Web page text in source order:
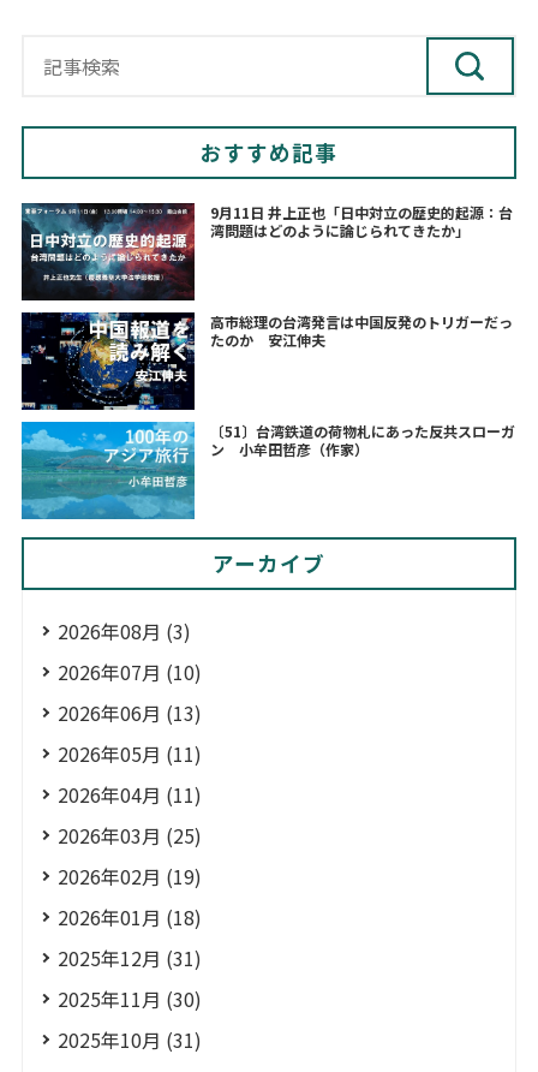
おすすめ記事
9月11日 井上正也「日中対立の歴史的起源：台
湾問題はどのように論じられてきたか」
高市総理の台湾発言は中国反発のトリガーだっ
たのか 安江伸夫
〔51〕台湾鉄道の荷物札にあった反共スローガ
ン 小牟田哲彦（作家）
アーカイブ
2026年08月 (3)
2026年07月 (10)
2026年06月 (13)
2026年05月 (11)
2026年04月 (11)
2026年03月 (25)
2026年02月 (19)
2026年01月 (18)
2025年12月 (31)
2025年11月 (30)
2025年10月 (31)